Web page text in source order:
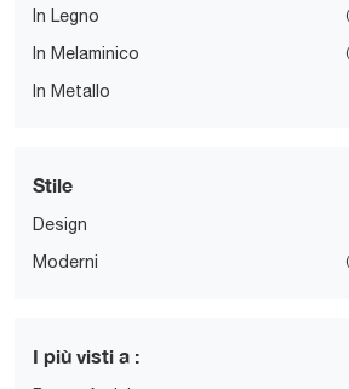
In Legno
In Melaminico
In Metallo
Stile
Design
Moderni
I più visti a :